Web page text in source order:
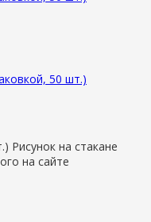
50 шт.)
Рисунок на стакане
на сайте